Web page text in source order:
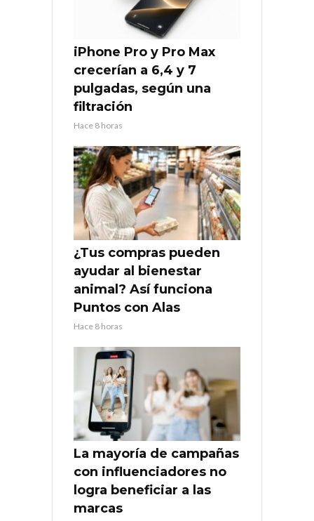
iPhone Pro y Pro Max
crecerían a 6,4 y 7
pulgadas, según una
filtración
Hace 8 horas
¿Tus compras pueden
ayudar al bienestar
animal? Así funciona
Puntos con Alas
Hace 8 horas
La mayoría de campañas
con influenciadores no
logra beneficiar a las
marcas